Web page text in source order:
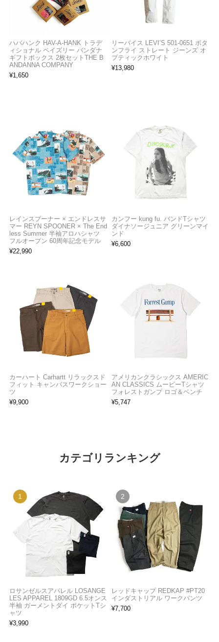
ハバハンク HAV-A-HANK トラデ
ィショナル ペイズリー バンダナ
ギフトボックス 2枚セットTHE B
ANDANNA COMPANY
¥1,650
リーバイス LEVI’S 501-0651 ボタ
ンフライ ストレート ジーンズ オ
プティックホワイト
¥13,980
レインスプーナー × エンドレスサ
マー REYN SPOONER × The End
less Summer 半袖アロハシャツ
フルオープン 60周年記念モデル
¥22,990
カンフー kung fu. バンドTシャツ
ダイナソージュニア グリーンマイ
ンド
¥6,600
カーハート Carhartt リラックスド
フィット キャンバスワークショー
ツ
¥9,900
アメリカンクラシックス AMERIC
AN CLASSICS ムービーTシャツ
フォレストガンプ ロゴ＆ベンチ
¥5,747
カテゴリランキング
ロサンゼルスアパレル LOSANGE
LES APPAREL 1809GD 6.5オンス
半袖 ガーメントダイ ポケットTシ
ャツ
¥3,990
レッドキャップ REDKAP #PT20
インダストリアル ワークパンツ
¥7,700